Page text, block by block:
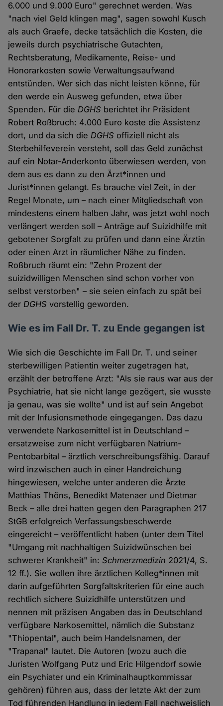
6.000 und 9.000 Euro" gerechnet werden. Was
"nach viel Geld klingen mag", sagen sowohl Kusch
als auch Graefe, decke tatsächlich die Kosten, die
jeweils durch psychiatrische Gutachten,
Rechtsberatung, Medikamente, Reise- und
Honorarkosten sowie Verwaltungsaufwand
entstünden. Wer sich das nicht leisten könne, für
den werde ein Ausweg gefunden, etwa über
Spenden. Für dieDGHS berichtet ihr Präsident
Robert Roßbruch: 4.000 Euro koste die Assistenz
dort, und da sich dieDGHS offiziell nicht als
Sterbehilfeverein versteht, soll das Geld zunächst
auf ein Notar-Anderkonto überwiesen werden, von
dem aus es dann zu den Ärzt*innen und
Jurist*innen gelangt. Es brauche viel Zeit, in der
Regel Monate, um – nach einer Mitgliedschaft von
mindestens einem halben Jahr, was jetzt wohl noch
verlängert werden soll – Anträge auf Suizidhilfe mit
gebotener Sorgfalt zu prüfen und dann eine Ärztin
oder einen Arzt in räumlicher Nähe zu finden.
Roßbruch räumt ein: "Zehn Prozent der
suizidwilligen Menschen sind schon vorher von
selbst verstorben" – sie seien einfach zu spät bei
derDGHS vorstellig geworden.
Wie es im Fall Dr. T. zu Ende gegangen ist
Wie sich die Geschichte im Fall Dr. T. und seiner
sterbewilligen Patientin weiter zugetragen hat,
erzählt der betroffene Arzt: "Als sie raus war aus der
Psychiatrie, hat sie nicht lange gezögert, sie wusste
ja genau, was sie wollte" und ist auf sein Angebot
mit der Infusionsmethode eingegangen. Das dazu
verwendete Narkosemittel ist in Deutschland –
ersatzweise zum nicht verfügbaren Natrium-
Pentobarbital – ärztlich verschreibungsfähig. Darauf
wird inzwischen auch in einer Handreichung
hingewiesen, welche unter anderen die Ärzte
Matthias Thöns, Benedikt Matenaer und Dietmar
Beck – alle drei hatten gegen den Paragraphen 217
StGB erfolgreich Verfassungsbeschwerde
eingereicht – veröffentlicht haben (unter dem Titel
"Umgang mit nachhaltigen Suizidwünschen bei
schwerer Krankheit" in:Schmerzmedizin 2021/4, S.
12 ff.). Sie wollen ihre ärztlichen Kolleg*innen mit
darin aufgeführten Sorgfaltskriterien für eine auch
rechtlich sichere Suizidhilfe unterstützen und
nennen mit präzisen Angaben das in Deutschland
verfügbare Narkosemittel, nämlich die Substanz
"Thiopental", auch beim Handelsnamen, der
"Trapanal" lautet. Die Autoren (wozu auch die
Juristen Wolfgang Putz und Eric Hilgendorf sowie
ein Psychiater und ein Kriminalhauptkommissar
gehören) führen aus, dass der letzte Akt der zum
Tod führenden Handlung in jedem Fall nachweislich